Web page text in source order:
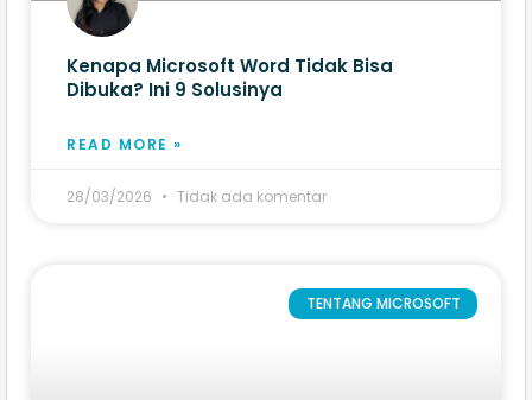
Kenapa Microsoft Word Tidak Bisa
Dibuka? Ini 9​ Solusinya
READ MORE »
28/03/2026 Tidak ada komentar
TENTANG MICROSOFT